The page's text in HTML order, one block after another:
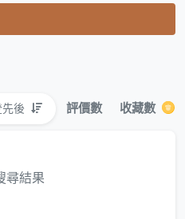
後 評價數 收藏數
尋結果